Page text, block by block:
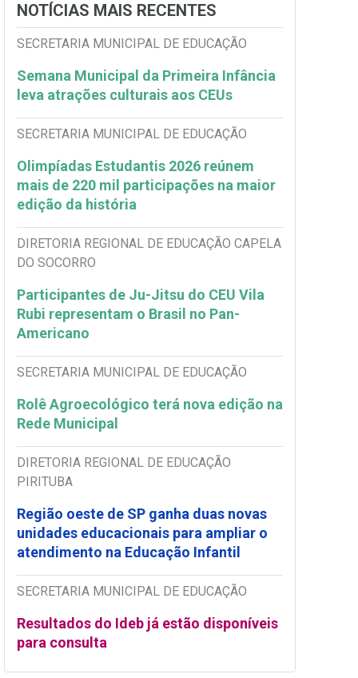
NOTÍCIAS MAIS RECENTES
SECRETARIA MUNICIPAL DE EDUCAÇÃO
Semana Municipal da Primeira Infância
leva atrações culturais aos CEUs
SECRETARIA MUNICIPAL DE EDUCAÇÃO
Olimpíadas Estudantis 2026 reúnem
mais de 220 mil participações na maior
edição da história
DIRETORIA REGIONAL DE EDUCAÇÃO CAPELA
DO SOCORRO
Participantes de Ju-Jitsu do CEU Vila
Rubi representam o Brasil no Pan-
Americano
SECRETARIA MUNICIPAL DE EDUCAÇÃO
Rolê Agroecológico terá nova edição na
Rede Municipal
DIRETORIA REGIONAL DE EDUCAÇÃO
PIRITUBA
Região oeste de SP ganha duas novas
unidades educacionais para ampliar o
atendimento na Educação Infantil
SECRETARIA MUNICIPAL DE EDUCAÇÃO
Resultados do Ideb já estão disponíveis
para consulta